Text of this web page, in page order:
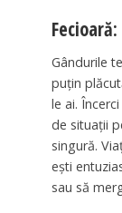
Gândurile
puțin
le ai.
de situații
singură.
ești
sau să